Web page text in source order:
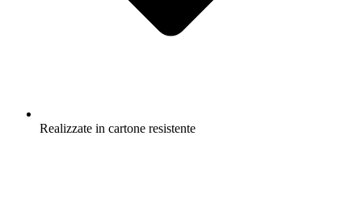
Realizzate in cartone resistente